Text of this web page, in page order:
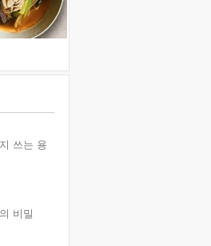
쓰는 용
비밀